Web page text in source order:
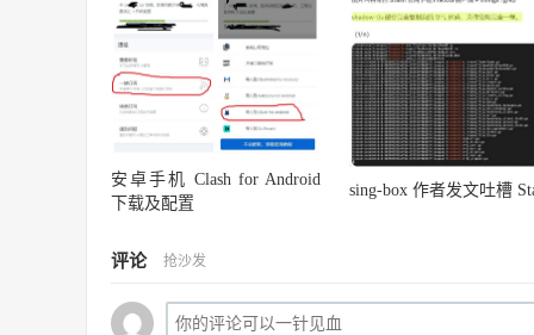
安卓手机 Clash for Android
下载及配置
sing-box 作者发文吐槽
评论 抢沙发